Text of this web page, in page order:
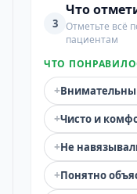
3
Что
Отметьте всё
пациентам
ЧТО
+
+Чисто и
+Не
+Понятно